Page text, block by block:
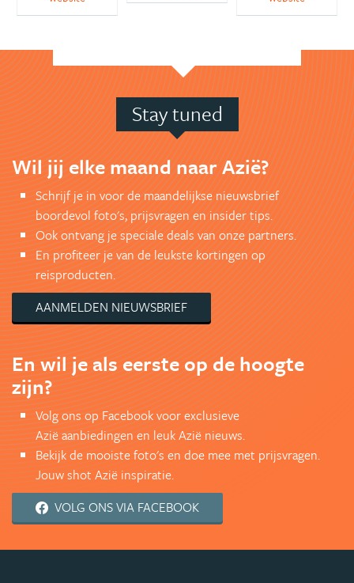
Stay tuned
Wil jij elke maand naar Azië?
Schrijf je in voor de maandelijkse nieuwsbrief
boordevol foto's, prijsvragen en insider tips.
Ook ontvang je speciale deals van onze partners.
En profiteer je van de leukste kortingen op
reisproducten.
AANMELDEN NIEUWSBRIEF
En wil je als eerste op de hoogte
zijn?
Volg ons op Facebook voor exclusieve
Azië aanbiedingen en leuk Azië nieuws.
Bekijk de mooiste foto's en doe mee met prijsvragen.
Jouw shot Azië inspiratie.
VOLG ONS VIA FACEBOOK